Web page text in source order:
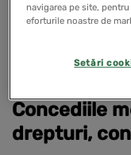
Concediile
drepturi,
navigarea pe site,
eforturile noastre de
Setări